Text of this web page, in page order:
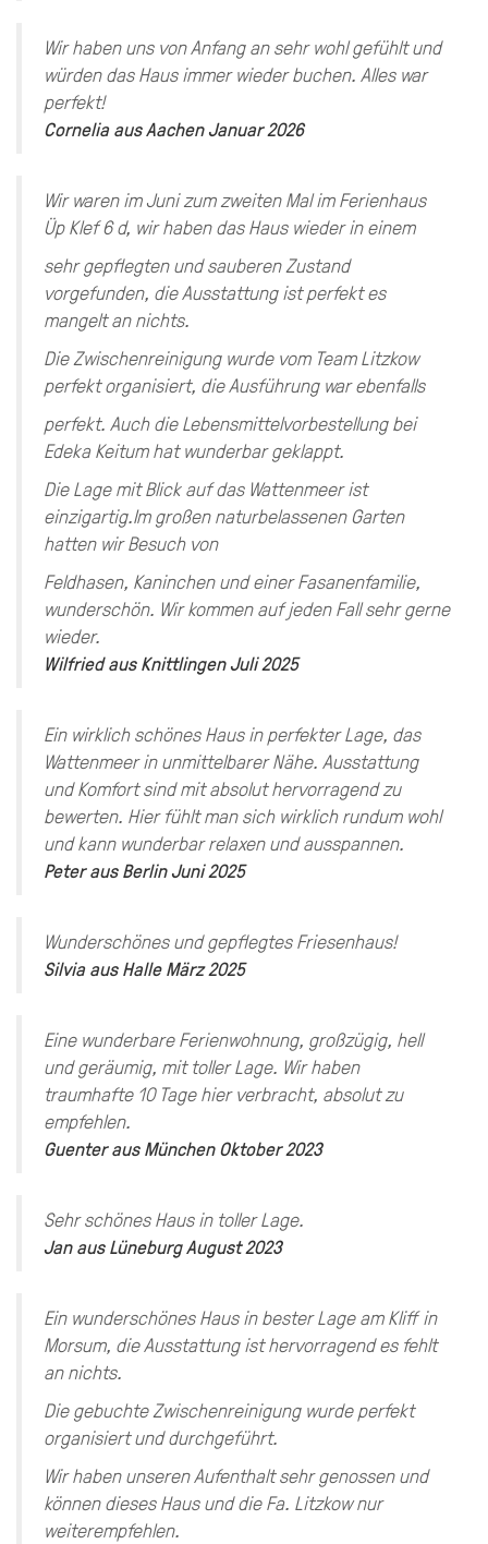
Wir haben uns von Anfang an sehr wohl gefühlt und
würden das Haus immer wieder buchen. Alles war
perfekt!
CorneliaausAachenJanuar 2026
Wir waren im Juni zum zweiten Mal im Ferienhaus
Üp Klef 6 d, wir haben das Haus wieder in einem
sehr gepflegten und sauberen Zustand
vorgefunden, die Ausstattung ist perfekt es
mangelt an nichts.
Die Zwischenreinigung wurde vom Team Litzkow
perfekt organisiert, die Ausführung war ebenfalls
perfekt. Auch die Lebensmittelvorbestellung bei
Edeka Keitum hat wunderbar geklappt.
Die Lage mit Blick auf das Wattenmeer ist
einzigartig.Im großen naturbelassenen Garten
hatten wir Besuch von
Feldhasen, Kaninchen und einer Fasanenfamilie,
wunderschön. Wir kommen auf jeden Fall sehr gerne
wieder.
WilfriedausKnittlingenJuli 2025
Ein wirklich schönes Haus in perfekter Lage, das
Wattenmeer in unmittelbarer Nähe. Ausstattung
und Komfort sind mit absolut hervorragend zu
bewerten. Hier fühlt man sich wirklich rundum wohl
und kann wunderbar relaxen und ausspannen.
PeterausBerlinJuni 2025
Wunderschönes und gepflegtes Friesenhaus!
SilviaausHalleMärz 2025
Eine wunderbare Ferienwohnung, großzügig, hell
und geräumig, mit toller Lage. Wir haben
traumhafte 10 Tage hier verbracht, absolut zu
empfehlen.
GuenterausMünchenOktober 2023
Sehr schönes Haus in toller Lage.
JanausLüneburgAugust 2023
Ein wunderschönes Haus in bester Lage am Kliff in
Morsum, die Ausstattung ist hervorragend es fehlt
an nichts.
Die gebuchte Zwischenreinigung wurde perfekt
organisiert und durchgeführt.
Wir haben unseren Aufenthalt sehr genossen und
können dieses Haus und die Fa. Litzkow nur
weiterempfehlen.